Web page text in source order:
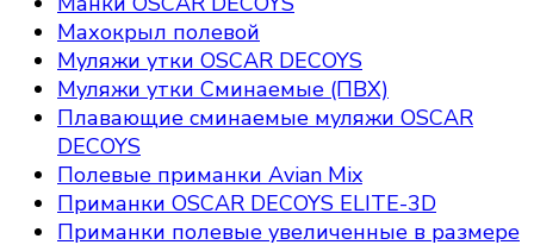
Махокрыл полевой
Муляжи утки OSCAR DECOYS
Муляжи утки Сминаемые (ПВХ)
Плавающие сминаемые муляжи OSCAR
DECOYS
Полевые приманки Avian Mix
Приманки OSCAR DECOYS ELITE-3D
Приманки полевые увеличенные в размере